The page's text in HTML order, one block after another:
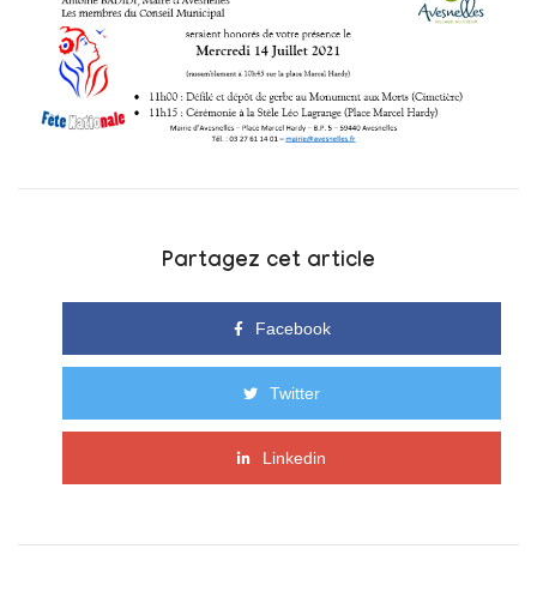
Partagez cet article
Facebook
Twitter
Linkedin